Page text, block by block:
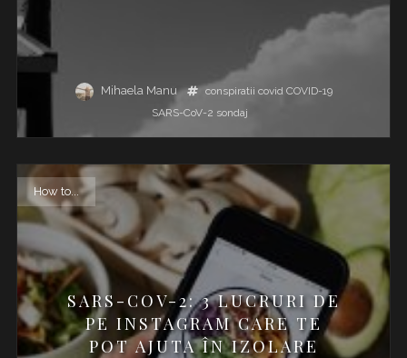
Mihaela Manu conspiratii covid COVID-19
SARS-CoV-2 sondaj
How to...
SARS-COV-2: 3 LUCRURI DE
PE INSTAGRAM CARE TE
POT AJUTA ÎN IZOLARE